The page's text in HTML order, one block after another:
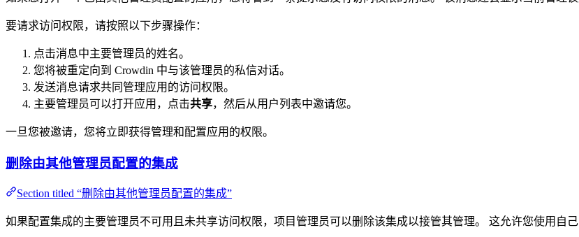
要请求访问权限，请按照以下步骤操作：
点击消息中主要管理员的姓名。
您将被重定向到 Crowdin 中与该管理员的私信对话。
发送消息请求共同管理应用的访问权限。
主要管理员可以打开应用，点击共享，然后从用户列表中邀请您。
一旦您被邀请，您将立即获得管理和配置应用的权限。
删除由其他管理员配置的集成
Section titled “删除由其他管理员配置的集成”
如果配置集成的主要管理员不可用且未共享访问权限，项目管理员可以删除该集成以接管其管理。 这允许您使用自